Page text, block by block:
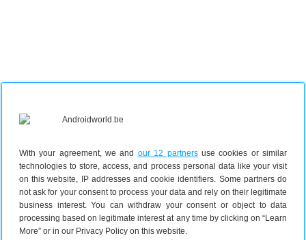
With your agreement, we and our 12 partnersuse cookies or similar
technologies to store, access, and process personal data like your visit
on this website, IP addresses and cookie identifiers. Some partners do
not ask for your consent to process your data and rely on their legitimate
business interest. You can withdraw your consent or object to data
processing based on legitimate interest at any time by clicking on “Learn
More” or in our Privacy Policy on this website.
OnePlus 12 (949 euro)
Laura: “OnePlus 12 is mijndaily rig, dus voor mij is dit
een no-brainer. Ik ben fan van het besturingssysteem